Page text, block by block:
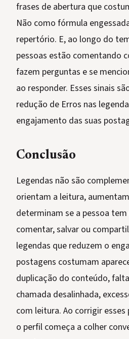
frases de abertura que
Não como fórmula
repertório. E, ao longo do
pessoas estão comentando
fazem perguntas e se
ao responder. Esses sinais
redução de Erros nas
engajamento das suas
Conclusão
Legendas não são
orientam a leitura,
determinam se a pessoa
comentar, salvar ou
legendas que reduzem o
postagens costumam
duplicação do conteúdo,
chamada desalinhada,
com leitura. Ao corrigir
o perfil começa a colher